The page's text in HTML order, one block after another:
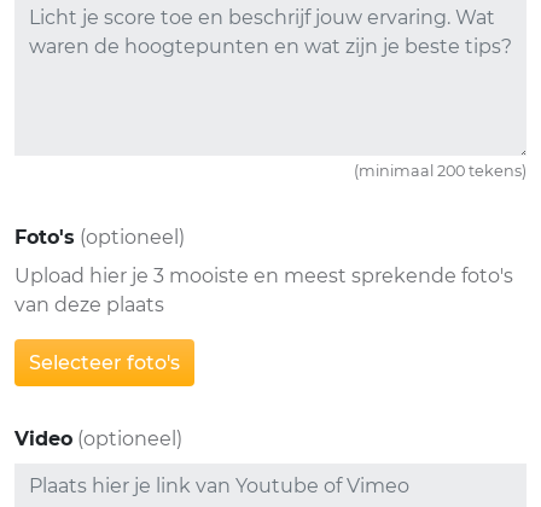
(minimaal 200 tekens)
Foto's (optioneel)
Upload hier je 3 mooiste en meest sprekende foto's
van deze plaats
Selecteer foto's
Video (optioneel)